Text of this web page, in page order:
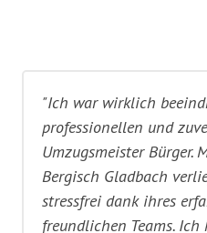
"Ich war wirklich
professionellen und
Umzugsmeister
Bergisch Gladbach
stressfrei dank ihres
freundlichen Teams.